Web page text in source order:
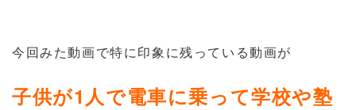
今回みた動画で特に印象に残っている動画が
子供が1人で電車に乗って学校や塾